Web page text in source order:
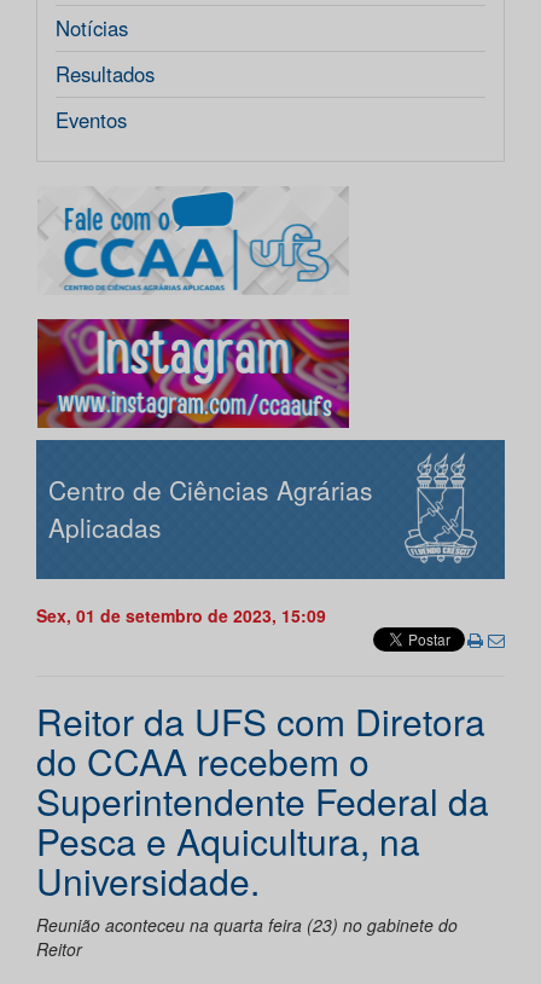
Notícias
Resultados
Eventos
Centro de Ciências Agrárias
Aplicadas
Sex, 01 de setembro de 2023, 15:09
Reitor da UFS com Diretora
do CCAA recebem o
Superintendente Federal da
Pesca e Aquicultura, na
Universidade.
Reunião aconteceu na quarta feira (23) no gabinete do
Reitor